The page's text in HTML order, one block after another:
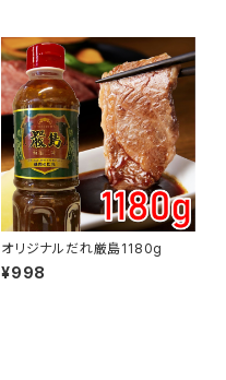
オリジナルだれ厳島1180g
¥998